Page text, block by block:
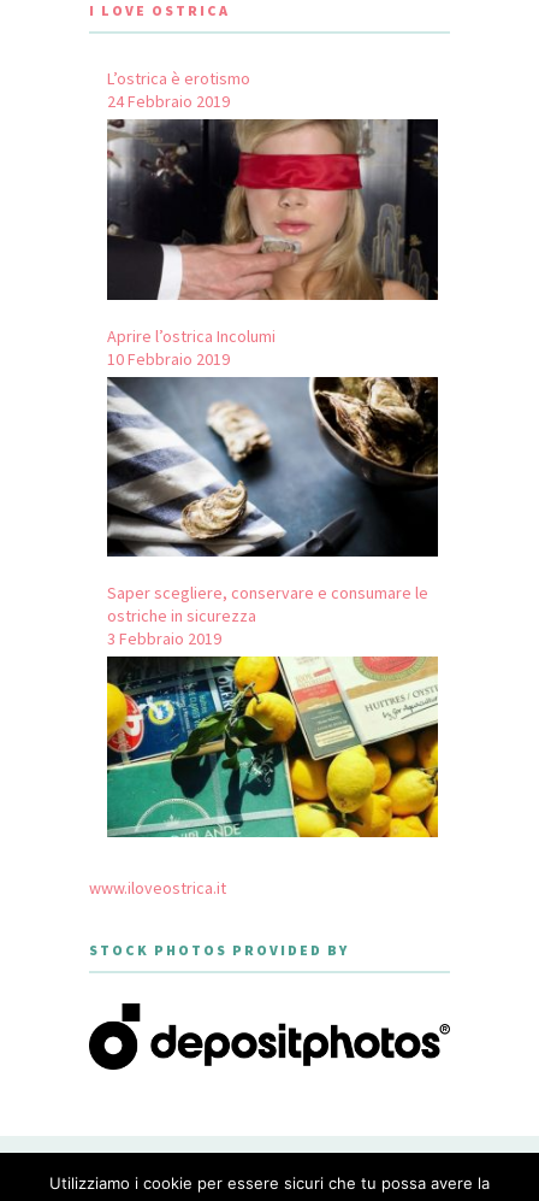
I LOVE OSTRICA
L’ostrica è erotismo
24 Febbraio 2019
Aprire l’ostrica Incolumi
10 Febbraio 2019
Saper scegliere, conservare e consumare le
ostriche in sicurezza
3 Febbraio 2019
www.iloveostrica.it
STOCK PHOTOS PROVIDED BY
GOURMET - THEME DESIGNED BY
Utilizziamo i cookie per essere sicuri che tu possa avere la